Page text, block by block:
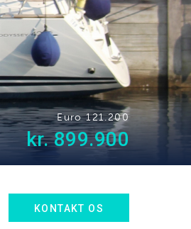
Euro 121.200
kr. 899.900
KONTAKT OS